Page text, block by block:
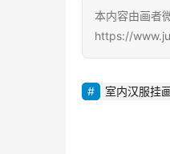
本内容由画者
https://
室内汉服挂